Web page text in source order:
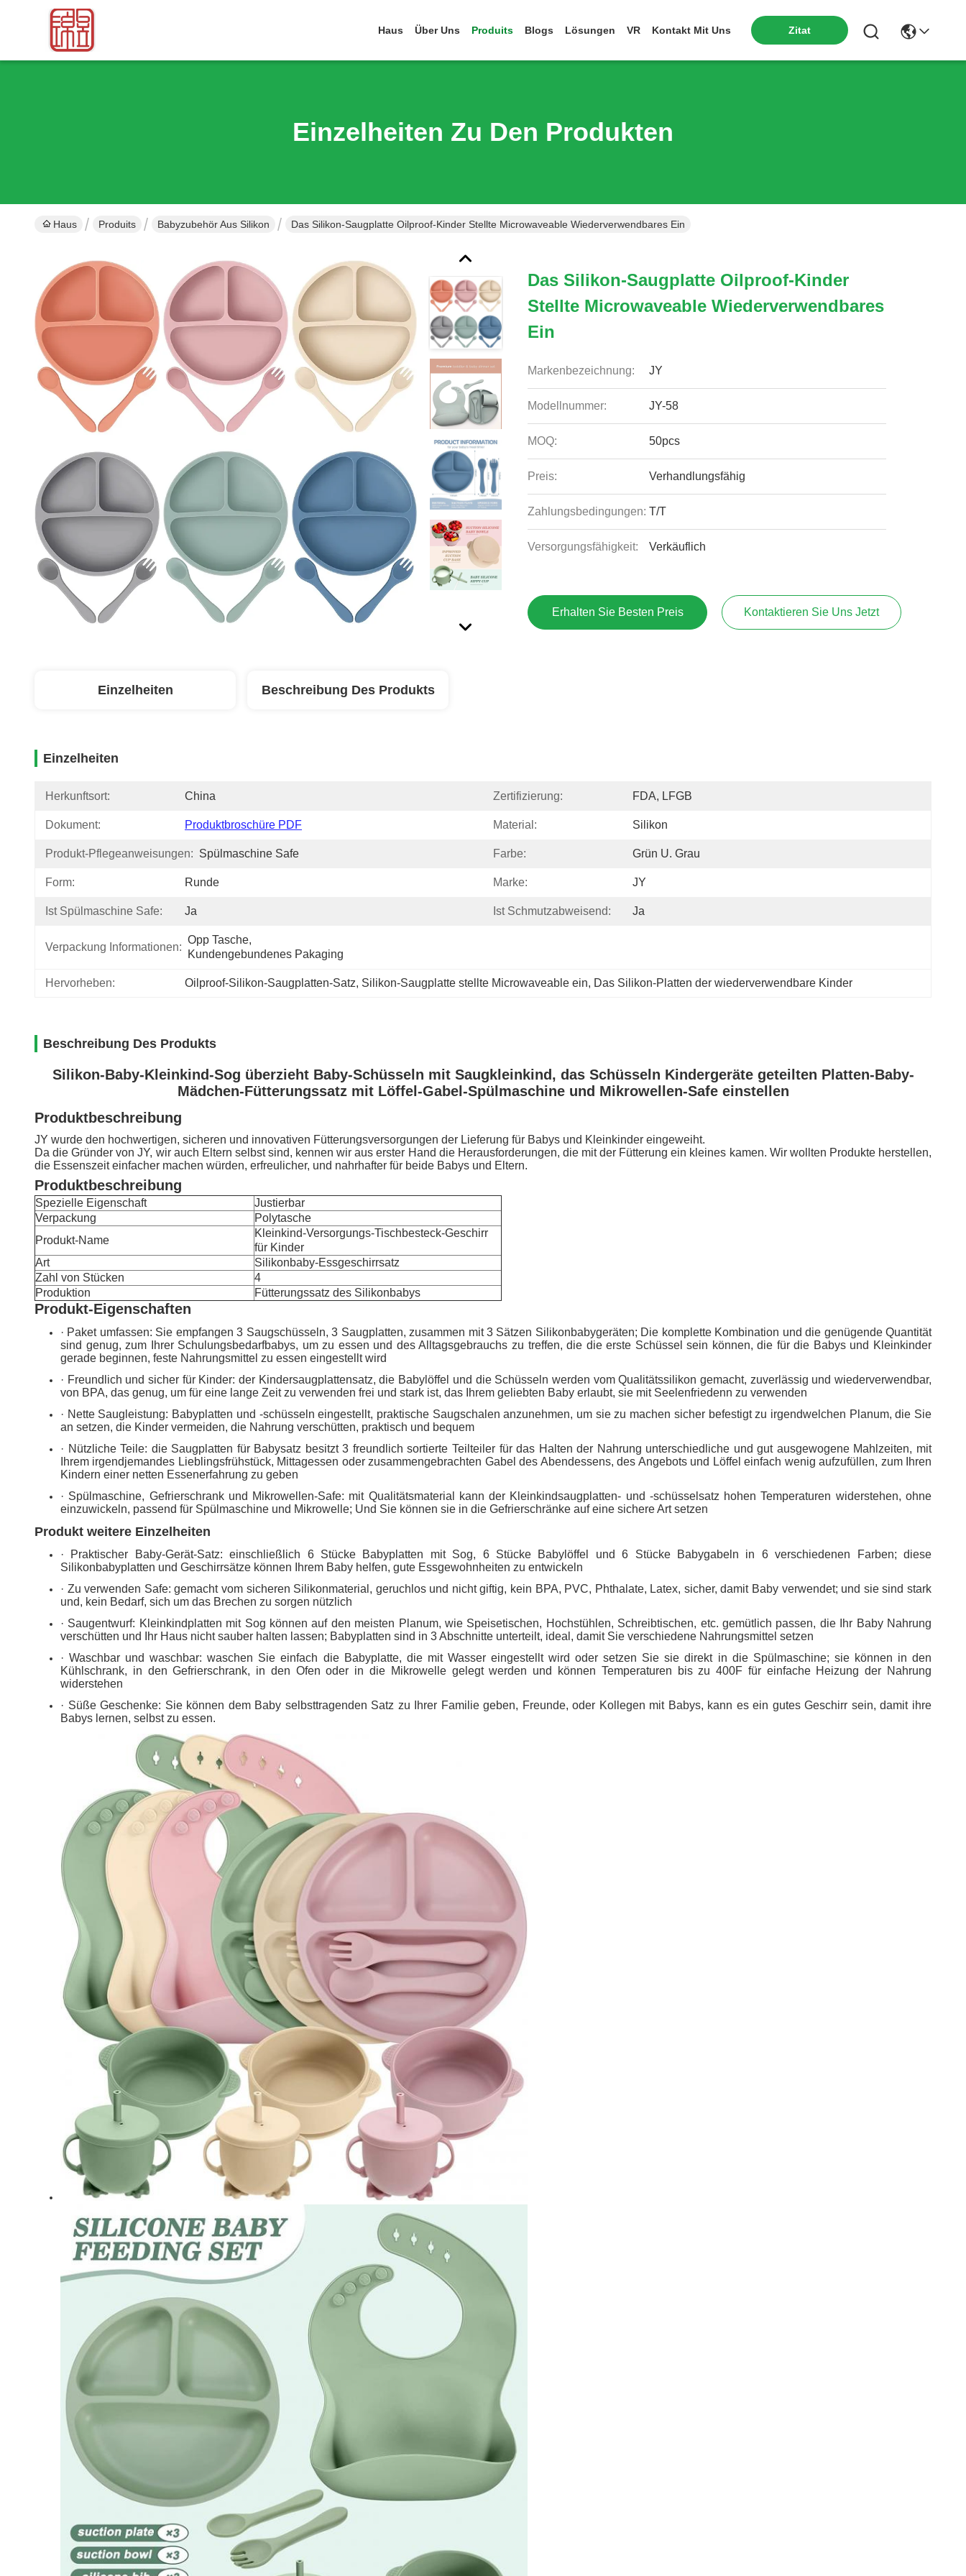
Haus Über Uns Produits Blogs Lösungen VR Kontakt Mit Uns Zitat
Einzelheiten Zu Den Produkten
Haus Produits Babyzubehör Aus Silikon Das Silikon-Saugplatte Oilproof-Kinder Stellte Microwaveable Wiederverwendbares Ein
Das Silikon-Saugplatte Oilproof-Kinder
Stellte Microwaveable Wiederverwendbares
Ein
Markenbezeichnung: JY
Modellnummer: JY-58
MOQ: 50pcs
Preis: Verhandlungsfähig
Zahlungsbedingungen: T/T
Versorgungsfähigkeit: Verkäuflich
Erhalten Sie Besten Preis Kontaktieren Sie Uns Jetzt
Einzelheiten Beschreibung Des Produkts
Einzelheiten
Herkunftsort: China Zertifizierung: FDA, LFGB
Dokument: Produktbroschüre PDF Material: Silikon
Produkt-Pflegeanweisungen: Spülmaschine Safe Farbe: Grün U. Grau
Form: Runde Marke: JY
Ist Spülmaschine Safe: Ja Ist Schmutzabweisend: Ja
Verpackung Informationen:
Opp Tasche,
Kundengebundenes Pakaging
Hervorheben: Oilproof-Silikon-Saugplatten-Satz, Silikon-Saugplatte stellte Microwaveable ein, Das Silikon-Platten der wiederverwendbare Kinder
Beschreibung Des Produkts
Silikon-Baby-Kleinkind-Sog überzieht Baby-Schüsseln mit Saugkleinkind, das Schüsseln Kindergeräte geteilten Platten-Baby-
Mädchen-Fütterungssatz mit Löffel-Gabel-Spülmaschine und Mikrowellen-Safe einstellen
Produktbeschreibung
JY wurde den hochwertigen, sicheren und innovativen Fütterungsversorgungen der Lieferung für Babys und Kleinkinder eingeweiht.
Da die Gründer von JY, wir auch Eltern selbst sind, kennen wir aus erster Hand die Herausforderungen, die mit der Fütterung ein kleines kamen. Wir wollten Produkte herstellen,
die Essenszeit einfacher machen würden, erfreulicher, und nahrhafter für beide Babys und Eltern.
Produktbeschreibung
Spezielle Eigenschaft
Justierbar
Verpackung
Polytasche
Produkt-Name
Kleinkind-Versorgungs-Tischbesteck-Geschirr
für Kinder
Art
Silikonbaby-Essgeschirrsatz
Zahl von Stücken
4
Produktion
Fütterungssatz des Silikonbabys
Produkt-Eigenschaften
· Paket umfassen: Sie empfangen 3 Saugschüsseln, 3 Saugplatten, zusammen mit 3 Sätzen Silikonbabygeräten; Die komplette Kombination und die genügende Quantität
sind genug, zum Ihrer Schulungsbedarfbabys, um zu essen und des Alltagsgebrauchs zu treffen, die die erste Schüssel sein können, die für die Babys und Kleinkinder
gerade beginnen, feste Nahrungsmittel zu essen eingestellt wird
· Freundlich und sicher für Kinder: der Kindersaugplattensatz, die Babylöffel und die Schüsseln werden vom Qualitätssilikon gemacht, zuverlässig und wiederverwendbar,
von BPA, das genug, um für eine lange Zeit zu verwenden frei und stark ist, das Ihrem geliebten Baby erlaubt, sie mit Seelenfriedenn zu verwenden
· Nette Saugleistung: Babyplatten und -schüsseln eingestellt, praktische Saugschalen anzunehmen, um sie zu machen sicher befestigt zu irgendwelchen Planum, die Sie
an setzen, die Kinder vermeiden, die Nahrung verschütten, praktisch und bequem
· Nützliche Teile: die Saugplatten für Babysatz besitzt 3 freundlich sortierte Teilteiler für das Halten der Nahrung unterschiedliche und gut ausgewogene Mahlzeiten, mit
Ihrem irgendjemandes Lieblingsfrühstück, Mittagessen oder zusammengebrachten Gabel des Abendessens, des Angebots und Löffel einfach wenig aufzufüllen, zum Ihren
Kindern einer netten Essenerfahrung zu geben
· Spülmaschine, Gefrierschrank und Mikrowellen-Safe: mit Qualitätsmaterial kann der Kleinkindsaugplatten- und -schüsselsatz hohen Temperaturen widerstehen, ohne
einzuwickeln, passend für Spülmaschine und Mikrowelle; Und Sie können sie in die Gefrierschränke auf eine sichere Art setzen
Produkt weitere Einzelheiten
· Praktischer Baby-Gerät-Satz: einschließlich 6 Stücke Babyplatten mit Sog, 6 Stücke Babylöffel und 6 Stücke Babygabeln in 6 verschiedenen Farben; diese
Silikonbabyplatten und Geschirrsätze können Ihrem Baby helfen, gute Essgewohnheiten zu entwickeln
· Zu verwenden Safe: gemacht vom sicheren Silikonmaterial, geruchlos und nicht giftig, kein BPA, PVC, Phthalate, Latex, sicher, damit Baby verwendet; und sie sind stark
und, kein Bedarf, sich um das Brechen zu sorgen nützlich
· Saugentwurf: Kleinkindplatten mit Sog können auf den meisten Planum, wie Speisetischen, Hochstühlen, Schreibtischen, etc. gemütlich passen, die Ihr Baby Nahrung
verschütten und Ihr Haus nicht sauber halten lassen; Babyplatten sind in 3 Abschnitte unterteilt, ideal, damit Sie verschiedene Nahrungsmittel setzen
· Waschbar und waschbar: waschen Sie einfach die Babyplatte, die mit Wasser eingestellt wird oder setzen Sie sie direkt in die Spülmaschine; sie können in den
Kühlschrank, in den Gefrierschrank, in den Ofen oder in die Mikrowelle gelegt werden und können Temperaturen bis zu 400F für einfache Heizung der Nahrung
widerstehen
· Süße Geschenke: Sie können dem Baby selbsttragenden Satz zu Ihrer Familie geben, Freunde, oder Kollegen mit Babys, kann es ein gutes Geschirr sein, damit ihre
Babys lernen, selbst zu essen.